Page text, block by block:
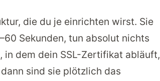
die du je einrichten wirst. Sie
Sekunden, tun absolut nichts
dem dein SSL-Zertifikat abläuft,
sind sie plötzlich das